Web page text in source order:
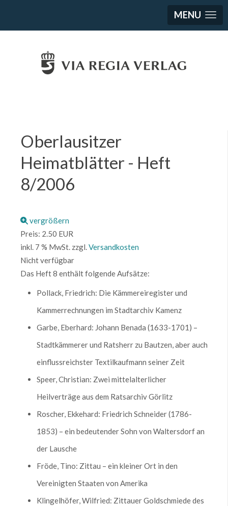
MENU
Oberlausitzer
Heimatblätter - Heft
8/2006
vergrößern
Preis: 2.50 EUR
inkl. 7 % MwSt. zzgl.Versandkosten
Nicht verfügbar
Das Heft 8 enthält folgende Aufsätze:
Pollack, Friedrich: Die Kämmereiregister und
Kammerrechnungen im Stadtarchiv Kamenz
Garbe, Eberhard: Johann Benada (1633-1701) –
Stadtkämmerer und Ratsherr zu Bautzen, aber auch
einflussreichster Textilkaufmann seiner Zeit
Speer, Christian: Zwei mittelalterlicher
Heilverträge aus dem Ratsarchiv Görlitz
Roscher, Ekkehard: Friedrich Schneider (1786-
1853) – ein bedeutender Sohn von Waltersdorf an
der Lausche
Fröde, Tino: Zittau – ein kleiner Ort in den
Vereinigten Staaten von Amerika
Klingelhöfer, Wilfried: Zittauer Goldschmiede des